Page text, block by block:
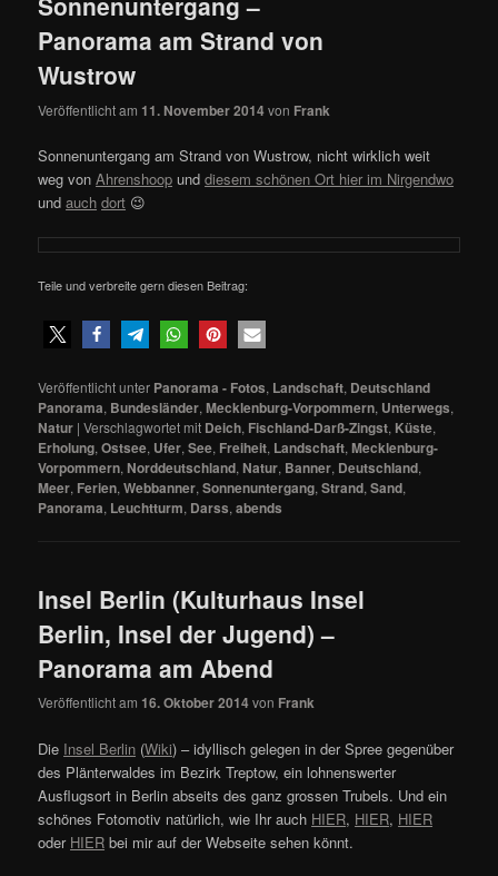
Panorama am Strand von
Wustrow
Veröffentlicht am 11. November 2014von Frank
Sonnenuntergang am Strand von Wustrow, nicht wirklich weit
weg vonAhrenshoop unddiesem schönen Ort hier im Nirgendwo
undauch dort 😉
Teile und verbreite gern diesen Beitrag:
Veröffentlicht unter Panorama - Fotos, Landschaft, Deutschland
Panorama, Bundesländer,Mecklenburg-Vorpommern, Unterwegs,
Natur |Verschlagwortet mit Deich, Fischland-Darß-Zingst, Küste,
Erholung,Ostsee, Ufer,See, Freiheit, Landschaft,Mecklenburg-
Vorpommern, Norddeutschland, Natur, Banner, Deutschland,
Meer, Ferien,Webbanner,Sonnenuntergang,Strand,Sand,
Panorama, Leuchtturm, Darss,abends
Insel Berlin (Kulturhaus Insel
Berlin, Insel der Jugend) –
Panorama am Abend
Veröffentlicht am 16. Oktober 2014von Frank
Die Insel Berlin (Wiki) – idyllisch gelegen in der Spree gegenüber
des Plänterwaldes im Bezirk Treptow, ein lohnenswerter
Ausflugsort in Berlin abseits des ganz grossen Trubels. Und ein
schönes Fotomotiv natürlich, wie Ihr auch HIER, HIER, HIER
oder HIER bei mir auf der Webseite sehen könnt.